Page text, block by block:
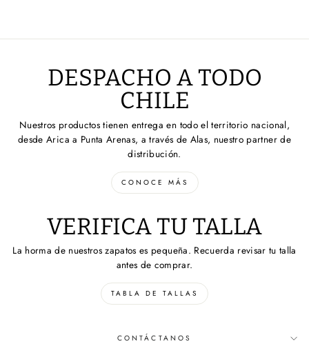
DESPACHO A TODO
CHILE
Nuestros productos tienen entrega en todo el territorio nacional,
desde Arica a Punta Arenas, a través de Alas, nuestro partner de
distribución.
CONOCE MÁS
VERIFICA TU TALLA
La horma de nuestros zapatos es pequeña. Recuerda revisar tu talla
antes de comprar.
TABLA DE TALLAS
CONTÁCTANOS